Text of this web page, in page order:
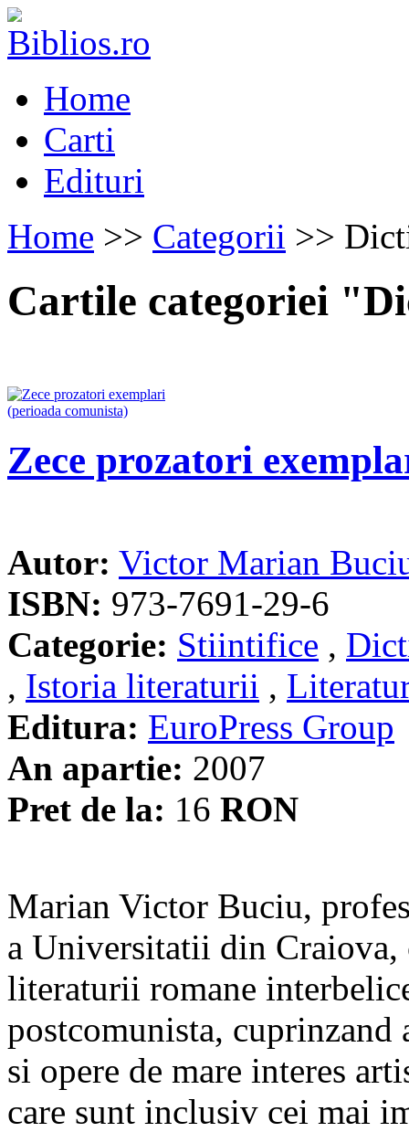
Home
Carti
Edituri
Home >> Categorii >>
Cartile categoriei
Zece prozatori
Autor: Victor Marian
ISBN: 973-7691-29-6
Categorie: Stiintifice ,
, Istoria literaturii ,
Editura: EuroPress Group
An apartie: 2007
Pret de la: 16 RON
Marian Victor Buciu,
a Universitatii din Craiova,
literaturii romane
postcomunista, cuprinzand
si opere de mare interes
care sunt inclusiv cei mai